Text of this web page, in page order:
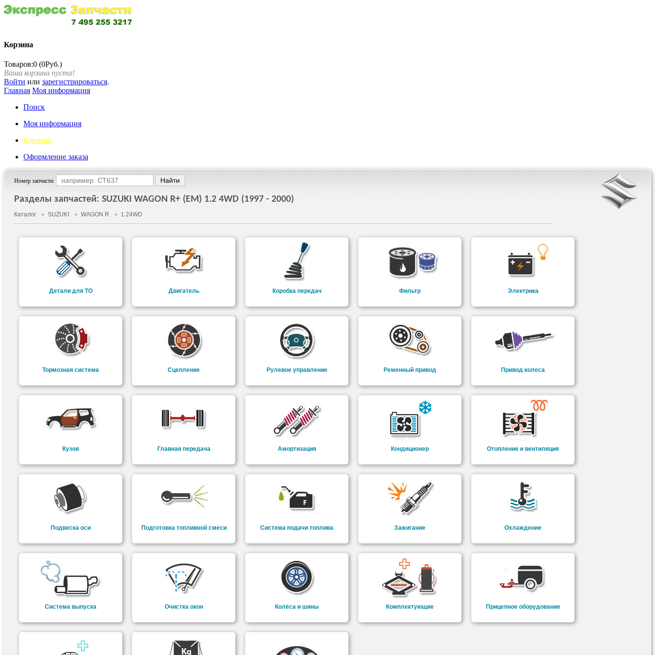
Корзина
Товаров:0 (0Руб.)
Ваша корзина пуста!
Войти или зарегистрироваться.
Главная Моя информация
Поиск
Моя информация
Корзина
Оформление заказа
Номер запчасти:
Разделы запчастей: SUZUKI WAGON R+ (EM) 1.2 4WD (1997 - 2000)
Каталог ► SUZUKI ► WAGON R ► 1.24WD
Детали для ТО Двигатель Коробка передач Фильтр Электрика
Тормозная система Сцепление Рулевое управление Ременный привод Привод колеса
Кузов Главная передача Амортизация Кондиционер Отопление и вентиляция
Подвеска оси Подготовка топливной смеси Система подачи топлива Зажигание Охлаждение
Система выпуска Очистка окон Колёса и шины Комплектующие Прицепное оборудование